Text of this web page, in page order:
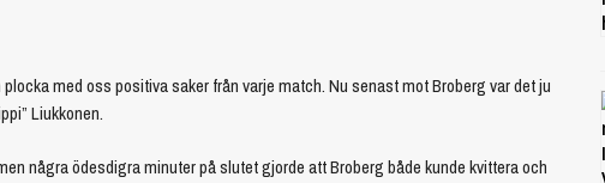
med oss positiva saker från varje match. Nu senast mot Broberg var det ju
Liukkonen.
några ödesdigra minuter på slutet gjorde att Broberg både kunde kvittera och